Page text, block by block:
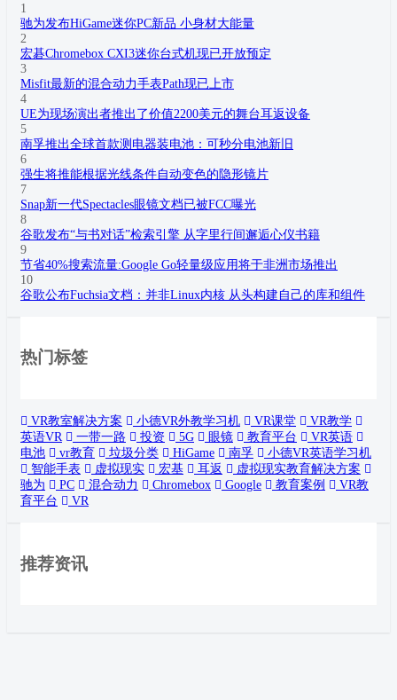
1
驰为发布HiGame迷你PC新品 小身材大能量
2
宏碁Chromebox CXI3迷你台式机现已开放预定
3
Misfit最新的混合动力手表Path现已上市
4
UE为现场演出者推出了价值2200美元的舞台耳返设备
5
南孚推出全球首款测电器装电池：可秒分电池新旧
6
强生将推能根据光线条件自动变色的隐形镜片
7
Snap新一代Spectacles眼镜文档已被FCC曝光
8
谷歌发布“与书对话”检索引擎 从字里行间邂逅心仪书籍
9
节省40%搜索流量:Google Go轻量级应用将于非洲市场推出
10
谷歌公布Fuchsia文档：并非Linux内核 从头构建自己的库和组件
热门标签
VR教室解决方案 小德VR外教学习机 VR课堂
VR教学
英语VR
一带一路 投资 5G 眼镜 教育平台
VR英语
电池
vr教育 垃圾分类 HiGame 南孚
小德VR英语学习机
智能手表
虚拟现实 宏基 耳返
虚拟现实教育解决方案
驰为
PC 混合动力 Chromebox Google 教育案例
VR教
育平台
VR
推荐资讯